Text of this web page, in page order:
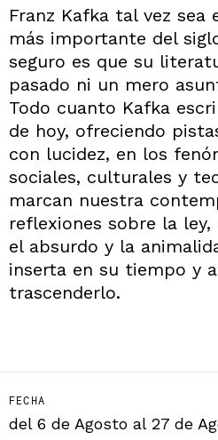
Franz Kafka tal vez sea
más importante del
seguro es que su
pasado ni un mero
Todo cuanto Kafka
de hoy, ofreciendo
con lucidez, en los
sociales, culturales y
marcan nuestra
reflexiones sobre la
el absurdo y la
inserta en su tiempo y
trascenderlo.
FECHA
del 6 de Agosto al 27 de